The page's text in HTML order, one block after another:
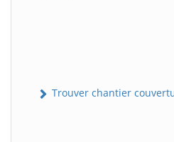
Trouver chantier